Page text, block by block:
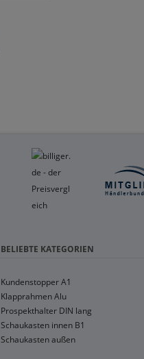
BELIEBTE KATEGORIEN
Kundenstopper A1
Klapprahmen Alu
Prospekthalter DIN lang
Schaukasten innen B1
Schaukasten außen